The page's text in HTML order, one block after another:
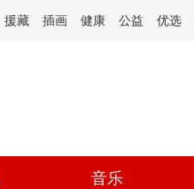
援藏 插画 健康 公益 优选
音乐